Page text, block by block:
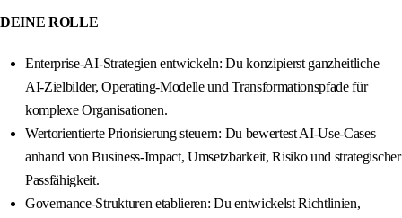
DEINE ROLLE
Enterprise‑AI‑Strategien entwickeln: Du konzipierst ganzheitliche
AI‑Zielbilder, Operating‑Modelle und Transformationspfade für
komplexe Organisationen.
Wertorientierte Priorisierung steuern: Du bewertest AI‑Use‑Cases
anhand von Business‑Impact, Umsetzbarkeit, Risiko und strategischer
Passfähigkeit.
Governance‑Strukturen etablieren: Du entwickelst Richtlinien,